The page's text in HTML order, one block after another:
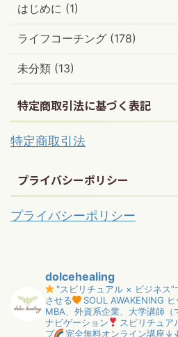
はじめに (1)
ライフコーチング (178)
未分類 (13)
特定商取引法に基づく表記
特定商取引法
プライバシーポリシー
プライバシーポリシー
dolcehealing
"スピリチュアル × ビジネス
させる
SOUL AWAKENING
MBA、外資系企業、大学講師（
ナビゲーション
スピリチュア
プ
完全無料オンライン講座